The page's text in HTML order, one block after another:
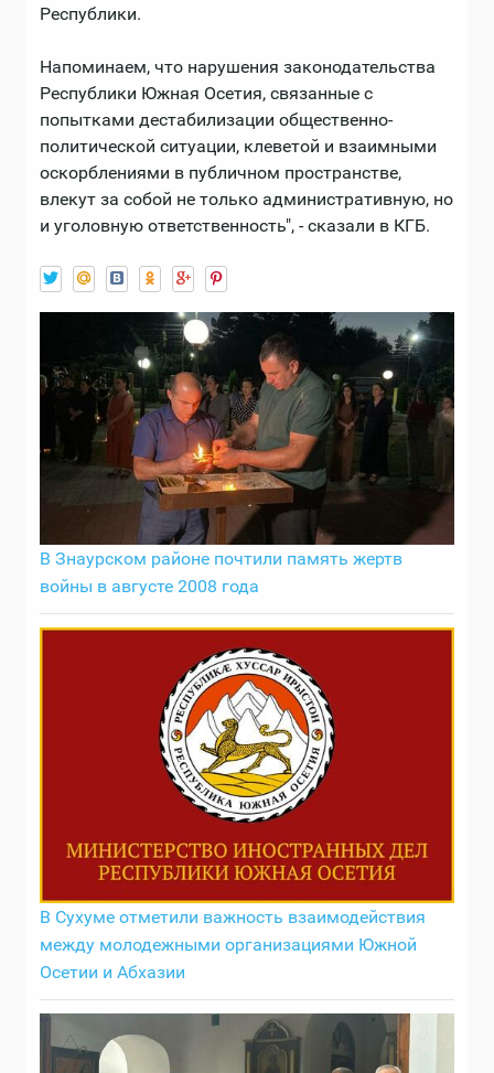
Республики.
Напоминаем, что нарушения законодательства
Республики Южная Осетия, связанные с
попытками дестабилизации общественно-
политической ситуации, клеветой и взаимными
оскорблениями в публичном пространстве,
влекут за собой не только административную, но
и уголовную ответственность", - сказали в КГБ.
В Знаурском районе почтили память жертв
войны в августе 2008 года
В Сухуме отметили важность взаимодействия
между молодежными организациями Южной
Осетии и Абхазии